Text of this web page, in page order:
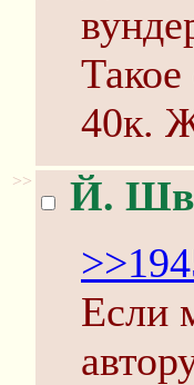
40к.
>> Й.
Если